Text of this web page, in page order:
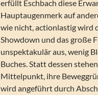
erfüllt Eschbach diese
Hauptaugenmerk auf
wie nicht, actionlastig wird
Showdown und das große
unspektakulär aus, wenig
Buches. Statt dessen
Mittelpunkt, ihre
wird angeführt durch